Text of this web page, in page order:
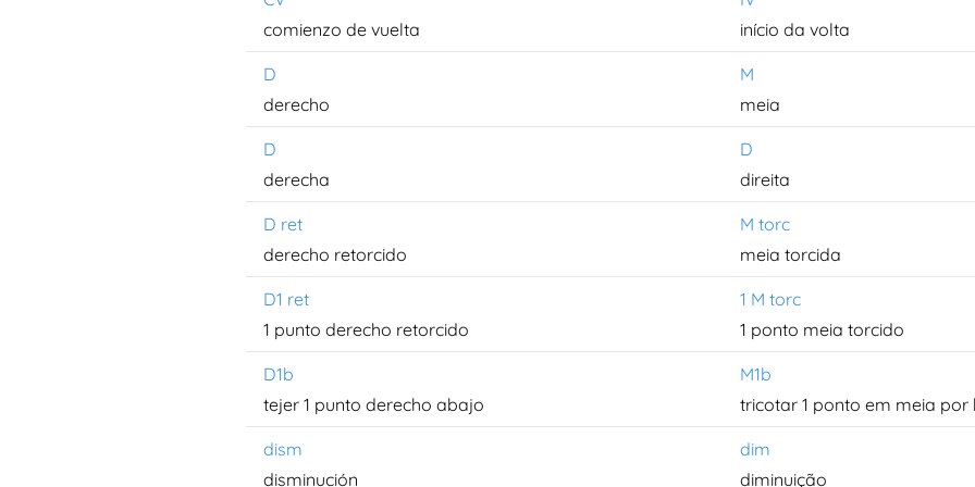
comienzo de vuelta
início da volta
D
M
derecho
meia
D
D
derecha
direita
D ret
M torc
derecho retorcido
meia torcida
D1 ret
1 M torc
1 punto derecho retorcido
1 ponto meia torcido
D1b
M1b
tejer 1 punto derecho abajo
tricotar 1 ponto em meia por
dism
dim
disminución
diminuição